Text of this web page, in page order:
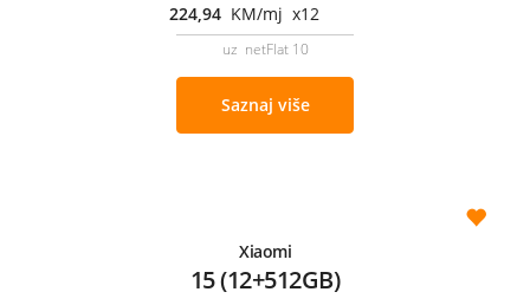
224,94 KM/mj x12
uz netFlat 10
Saznaj više
Xiaomi
15 (12+512GB)